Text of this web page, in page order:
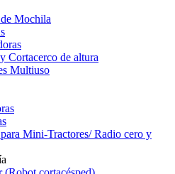
Mochila
Cortacerco de altura
Multiuso
Mini-Tractores/ Radio cero y